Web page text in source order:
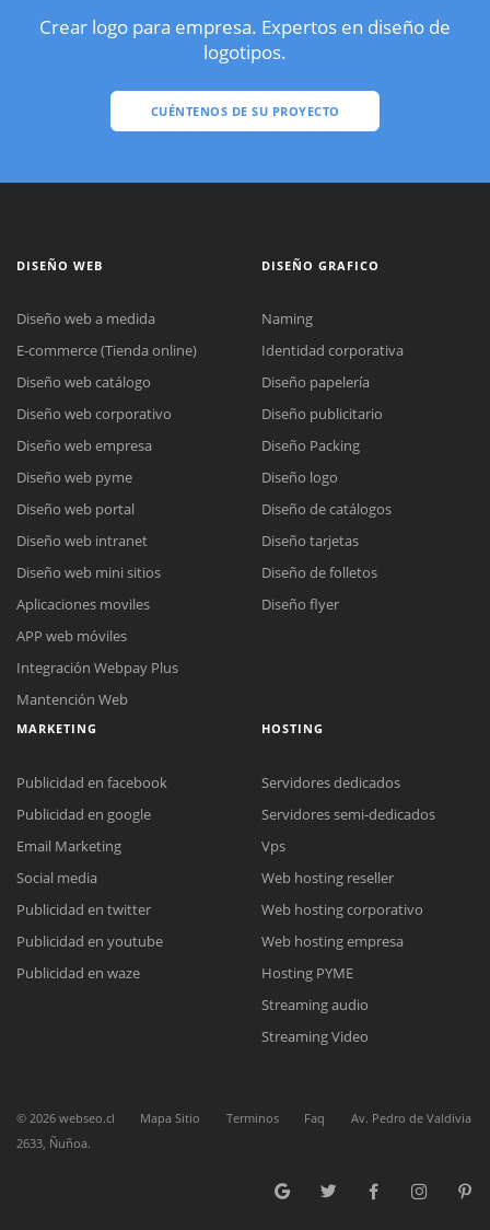
Crear logo para empresa. Expertos en diseño de
logotipos.
CUÉNTENOS DE SU PROYECTO
Reunión online
Nuestros ejecutivos le enviarán un correo electrónico con el enlace a
Cotización
Complete el formulario y nos contactaremos a la brevedad.
Chat Online
Todos nuestros ejecutivos están fuera de línea. Complete el formulario
para enviarnos un correo electrónico con sus datos personales.
DISEÑO WEB
Diseño web a medida
E-commerce (Tienda online)
Diseño web catálogo
Diseño web corporativo
Diseño web empresa
Diseño web pyme
Diseño web portal
Diseño web intranet
Diseño web mini sitios
Aplicaciones moviles
APP web móviles
Integración Webpay Plus
Mantención Web
DISEÑO GRAFICO
Naming
Identidad corporativa
Diseño papelería
Diseño publicitario
Diseño Packing
Diseño logo
Diseño de catálogos
Diseño tarjetas
Diseño de folletos
Diseño flyer
MARKETING
Publicidad en facebook
Publicidad en google
Email Marketing
Social media
Publicidad en twitter
Publicidad en youtube
Publicidad en waze
HOSTING
Servidores dedicados
Servidores semi-dedicados
Vps
Web hosting reseller
Web hosting corporativo
Web hosting empresa
Hosting PYME
Streaming audio
Streaming Video
© 2026 webseo.cl Mapa Sitio Terminos Faq
Av. Pedro de Valdivia
2633, Ñuñoa.